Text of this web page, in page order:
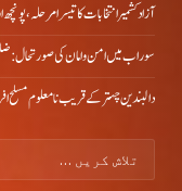
آزاد کشمیر انتخابات کا تیسرا مرحلہ،
سوراب میں امن و امان کی صورتحال:
دالبندین چہتر کے قریب نامعلوم مسلح
کریں